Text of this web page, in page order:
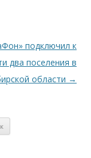
подключил к
два поселения в
области →